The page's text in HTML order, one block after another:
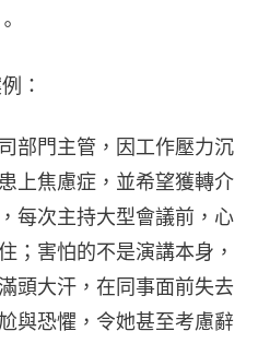
：
部門主管，因工作壓力沉
上焦慮症，並希望獲轉介
每次主持大型會議前，心
；害怕的不是演講本身，
頭大汗，在同事面前失去
與恐懼，令她甚至考慮辭